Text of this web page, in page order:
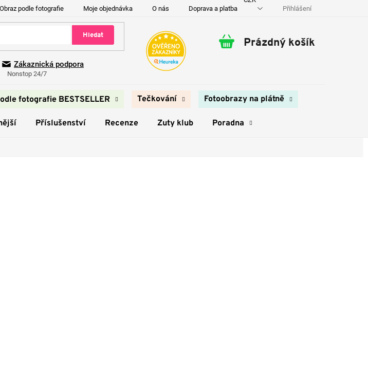
podle fotografie Moje objednávka O nás Doprava a platba Kontakty Přihlášení
Hledat
Zákaznická podpora
Nonstop 24/7
Nákupní
Prázdný košík
fotografie BESTSELLER Tečkování Fotoobrazy na plátně
Příslušenství Recenze Zuty klub Poradna